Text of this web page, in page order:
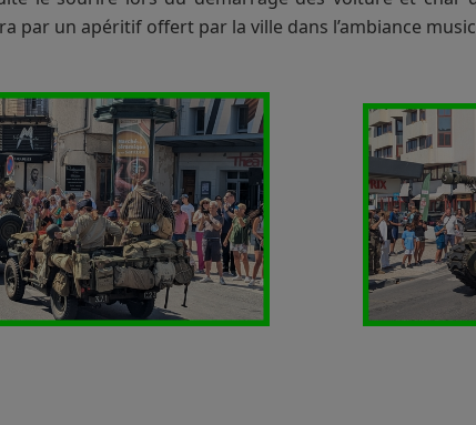
par un apéritif offert par la ville dans l’ambiance